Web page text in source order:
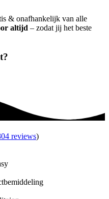
& onafhankelijk van alle
altijd – zodat jij het beste
reviews)